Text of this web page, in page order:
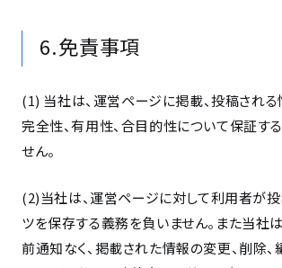
6.免責事項
(1) 当社は、運営ページに掲載、投稿される
完全性、有用性、合目的性について保証す
せん。
(2)当社は、運営ページに対して利用者が
ツを保存する義務を負いません。また当社
前通知なく、掲載された情報の変更、削除